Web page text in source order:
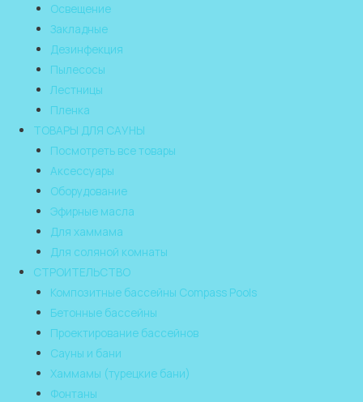
Освещение
Закладные
Дезинфекция
Пылесосы
Лестницы
Пленка
ТОВАРЫ ДЛЯ САУНЫ
Посмотреть все товары
Аксессуары
Оборудование
Эфирные масла
Для хаммама
Для соляной комнаты
СТРОИТЕЛЬСТВО
Композитные бассейны Compass Pools
Бетонные бассейны
Проектирование бассейнов
Сауны и бани
Хаммамы (турецкие бани)
Фонтаны